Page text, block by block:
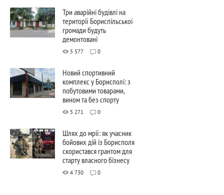
Три аварійні будівлі на
території Бориспільської
громади будуть
демонтовані
5 577 0
Новий спортивний
комплекс у Борисполі: з
побутовими товарами,
вином та без спорту
5 271 0
Шлях до мрії: як учасник
бойових дій із Борисполя
скористався грантом для
старту власного бізнесу
4 730 0